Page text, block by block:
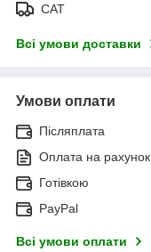
САТ
Всі умови доставки
Умови оплати
Післяплата
Оплата на рахунок
Готівкою
PayPal
Всі умови оплати